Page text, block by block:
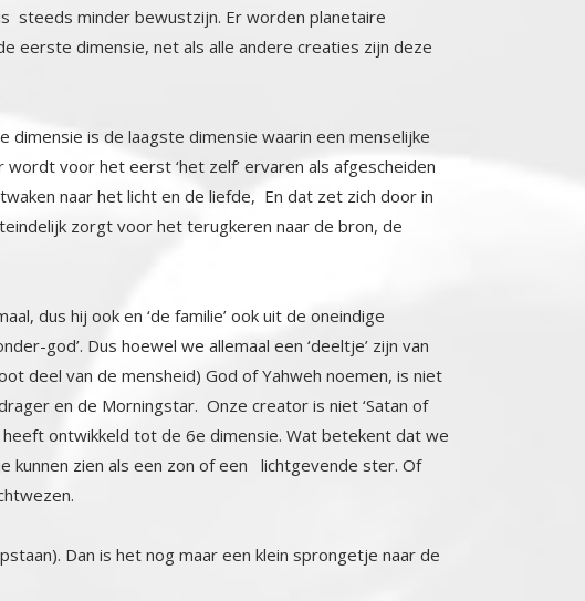
is de laagste dimensie waarin een menselijke
voor het eerst ‘het zelf’ ervaren als afgescheiden
naar het licht en de liefde, En dat zet zich door in
zorgt voor het terugkeren naar de bron, de
dus hij ook en ‘de familie’ ook uit de oneindige
Dus hoewel we allemaal een ‘deeltje’ zijn van
van de mensheid) God of Yahweh noemen, is niet
en de Morningstar. Onze creator is niet ‘Satan of
ontwikkeld tot de 6e dimensie. Wat betekent dat we
zien als een zon of een lichtgevende ster. Of
Dan is het nog maar een klein sprongetje naar de